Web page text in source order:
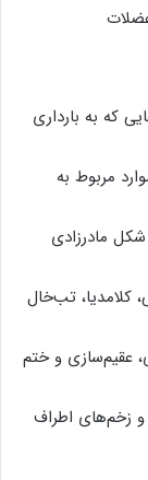
که به بارداری
مربوط به
مادرزادی
کلامدیا، تب‌خال
عقیم‌سازی و ختم
و زخم‌های اطراف